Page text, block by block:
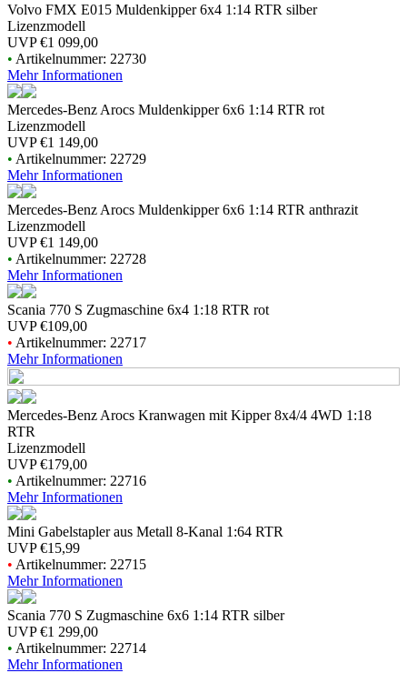
Volvo FMX E015 Muldenkipper 6x4 1:14 RTR silber
Lizenzmodell
UVP€1 099,00
• Artikelnummer: 22730
Mehr Informationen
Mercedes-Benz Arocs Muldenkipper 6x6 1:14 RTR rot
Lizenzmodell
UVP€1 149,00
• Artikelnummer: 22729
Mehr Informationen
Mercedes-Benz Arocs Muldenkipper 6x6 1:14 RTR anthrazit
Lizenzmodell
UVP€1 149,00
• Artikelnummer: 22728
Mehr Informationen
Scania 770 S Zugmaschine 6x4 1:18 RTR rot
UVP€109,00
• Artikelnummer: 22717
Mehr Informationen
Mercedes-Benz Arocs Kranwagen mit Kipper 8x4/4 4WD 1:18
RTR
Lizenzmodell
UVP€179,00
• Artikelnummer: 22716
Mehr Informationen
Mini Gabelstapler aus Metall 8-Kanal 1:64 RTR
UVP€15,99
• Artikelnummer: 22715
Mehr Informationen
Scania 770 S Zugmaschine 6x6 1:14 RTR silber
UVP€1 299,00
• Artikelnummer: 22714
Mehr Informationen